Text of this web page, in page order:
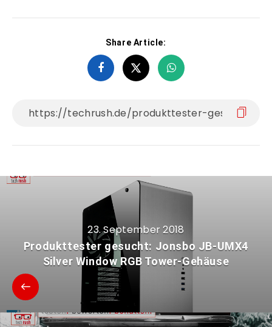
Share Article:
23. September 2018
Produkttester gesucht: Jonsbo JB-UMX4
Silver Window RGB Tower-Gehäuse